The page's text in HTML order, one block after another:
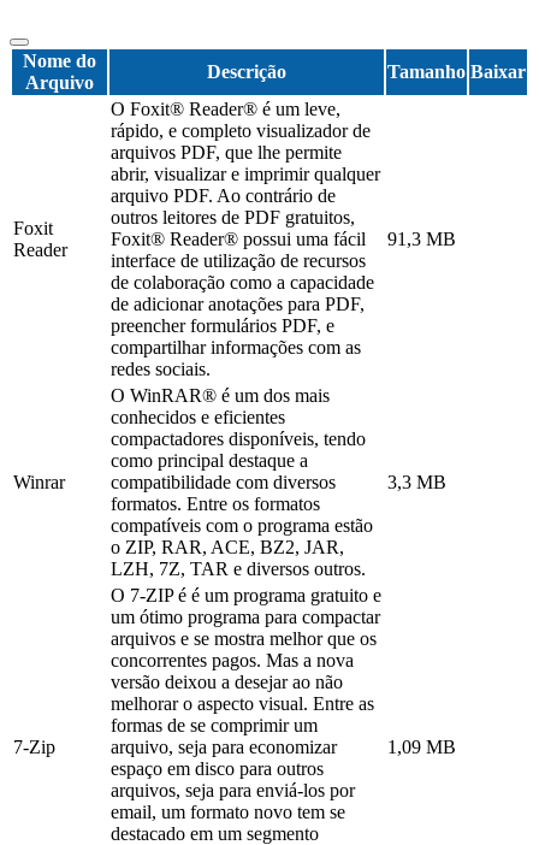
Nome do
Arquivo
Descrição Tamanho Baixar
Foxit
Reader
O Foxit® Reader® é um leve,
rápido, e completo visualizador de
arquivos PDF, que lhe permite
abrir, visualizar e imprimir qualquer
arquivo PDF. Ao contrário de
outros leitores de PDF gratuitos,
Foxit® Reader® possui uma fácil
interface de utilização de recursos
de colaboração como a capacidade
de adicionar anotações para PDF,
preencher formulários PDF, e
compartilhar informações com as
redes sociais.
91,3 MB
Winrar
O WinRAR® é um dos mais
conhecidos e eficientes
compactadores disponíveis, tendo
como principal destaque a
compatibilidade com diversos
formatos. Entre os formatos
compatíveis com o programa estão
o ZIP, RAR, ACE, BZ2, JAR,
LZH, 7Z, TAR e diversos outros.
3,3 MB
7-Zip
O 7-ZIP é é um programa gratuito e
um ótimo programa para compactar
arquivos e se mostra melhor que os
concorrentes pagos. Mas a nova
versão deixou a desejar ao não
melhorar o aspecto visual. Entre as
formas de se comprimir um
arquivo, seja para economizar
espaço em disco para outros
arquivos, seja para enviá-los por
email, um formato novo tem se
destacado em um segmento
1,09 MB